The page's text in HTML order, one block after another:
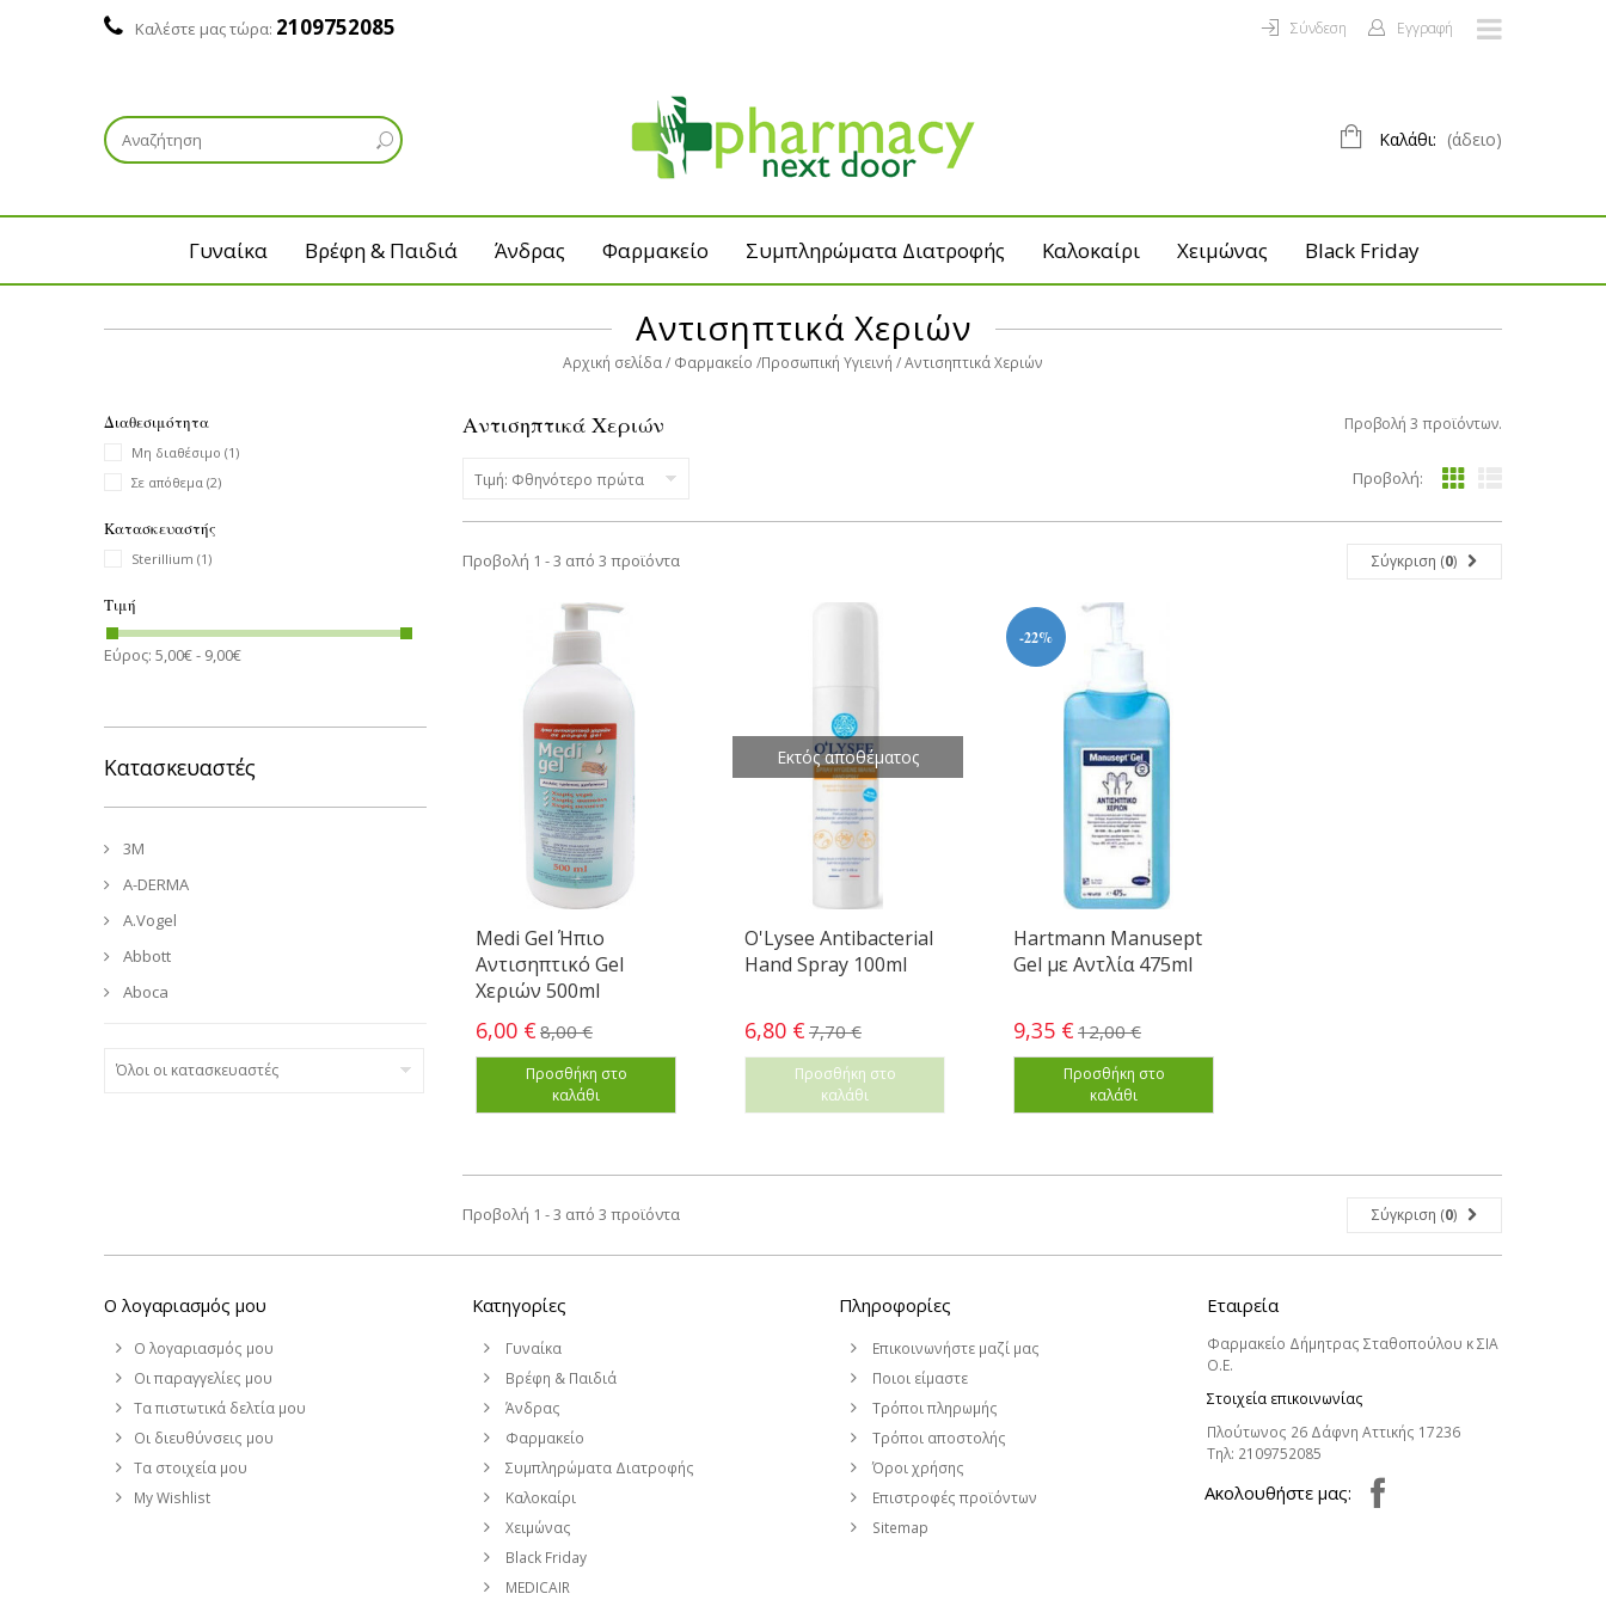
Σύνδεση Εγγραφή
Καλέστε μας τώρα: 2109752085
Καλάθι: (άδειο)
Γυναίκα Βρέφη & Παιδιά Άνδρας Φαρμακείο Συμπληρώματα Διατροφής Καλοκαίρι Χειμώνας Black Friday
Αντισηπτικά Χεριών
Αρχική σελίδα Φαρμακείο Προσωπική Υγιεινή Αντισηπτικά Χεριών
Αντισηπτικά Χεριών Προβολή 3 προϊόντων.
Προβολή:
Τιμή: Φθηνότερο πρώτα
Σύγκριση (0)
Προβολή 1 - 3 από 3 προϊόντα
Medi Gel Ήπιο
Αντισηπτικό Gel
Χεριών 500ml
6,00 € 8,00 €
Προσθήκη στο
καλάθι
Εκτός αποθέματος
O'Lysee Antibacterial
Hand Spray 100ml
6,80 € 7,70 €
Προσθήκη στο
καλάθι
-22%
Hartmann Manusept
Gel με Αντλία 475ml
9,35 € 12,00 €
Προσθήκη στο
καλάθι
Σύγκριση (0)
Προβολή 1 - 3 από 3 προϊόντα
Διαθεσιμότητα
Μη διαθέσιμο (1)
Σε απόθεμα (2)
Κατασκευαστής
Sterillium (1)
Τιμή
Εύρος: 5,00€ - 9,00€
Κατασκευαστές
3M
A-DERMA
A.Vogel
Abbott
Aboca
Όλοι οι κατασκευαστές
Ο λογαριασμός μου
Ο λογαριασμός μου
Οι παραγγελίες μου
Τα πιστωτικά δελτία μου
Οι διευθύνσεις μου
Τα στοιχεία μου
My Wishlist
Κατηγορίες
Γυναίκα
Βρέφη & Παιδιά
Άνδρας
Φαρμακείο
Συμπληρώματα Διατροφής
Καλοκαίρι
Χειμώνας
Black Friday
MEDICAIR
Πληροφορίες
Επικοινωνήστε μαζί μας
Ποιοι είμαστε
Τρόποι πληρωμής
Τρόποι αποστολής
Όροι χρήσης
Επιστροφές προϊόντων
Sitemap
Εταιρεία
Φαρμακείο Δήμητρας Σταθοπούλου κ ΣΙΑ
Ο.Ε.
Στοιχεία επικοινωνίας
Πλούτωνος 26 Δάφνη Αττικής 17236
Τηλ: 2109752085
Aκολουθήστε μας: